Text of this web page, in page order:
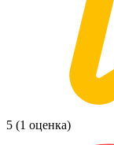
5 (1 оценка)